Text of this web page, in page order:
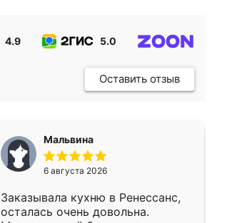
4.9 5.0
Оставить отзыв
Мальвина
6 августа 2026
Заказывала кухню в Ренессанс,
осталась очень довольна.